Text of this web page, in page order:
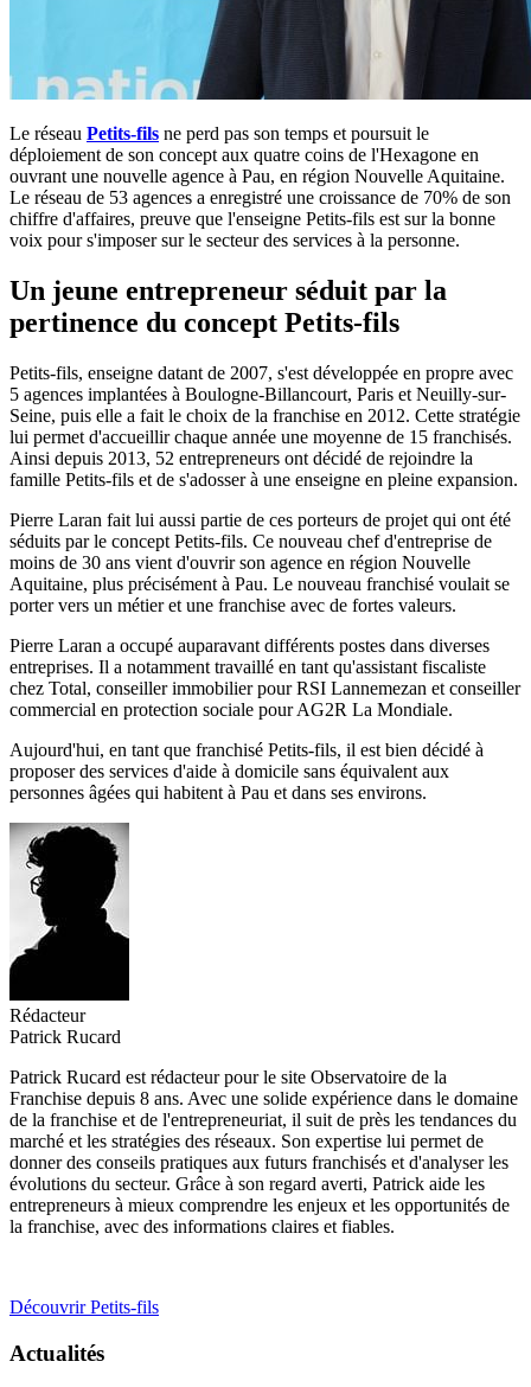
Le réseau Petits-fils ne perd pas son temps et poursuit le
déploiement de son concept aux quatre coins de l'Hexagone en
ouvrant une nouvelle agence à Pau, en région Nouvelle Aquitaine.
Le réseau de 53 agences a enregistré une croissance de 70% de son
chiffre d'affaires, preuve que l'enseigne Petits-fils est sur la bonne
voix pour s'imposer sur le secteur des services à la personne.
Un jeune entrepreneur séduit par la
pertinence du concept Petits-fils
Petits-fils, enseigne datant de 2007, s'est développée en propre avec
5 agences implantées à Boulogne-Billancourt, Paris et Neuilly-sur-
Seine, puis elle a fait le choix de la franchise en 2012. Cette stratégie
lui permet d'accueillir chaque année une moyenne de 15 franchisés.
Ainsi depuis 2013, 52 entrepreneurs ont décidé de rejoindre la
famille Petits-fils et de s'adosser à une enseigne en pleine expansion.
Pierre Laran fait lui aussi partie de ces porteurs de projet qui ont été
séduits par le concept Petits-fils. Ce nouveau chef d'entreprise de
moins de 30 ans vient d'ouvrir son agence en région Nouvelle
Aquitaine, plus précisément à Pau. Le nouveau franchisé voulait se
porter vers un métier et une franchise avec de fortes valeurs.
Pierre Laran a occupé auparavant différents postes dans diverses
entreprises. Il a notamment travaillé en tant qu'assistant fiscaliste
chez Total, conseiller immobilier pour RSI Lannemezan et conseiller
commercial en protection sociale pour AG2R La Mondiale.
Aujourd'hui, en tant que franchisé Petits-fils, il est bien décidé à
proposer des services d'aide à domicile sans équivalent aux
personnes âgées qui habitent à Pau et dans ses environs.
Rédacteur
Patrick Rucard
Patrick Rucard est rédacteur pour le site Observatoire de la
Franchise depuis 8 ans. Avec une solide expérience dans le domaine
de la franchise et de l'entrepreneuriat, il suit de près les tendances du
marché et les stratégies des réseaux. Son expertise lui permet de
donner des conseils pratiques aux futurs franchisés et d'analyser les
évolutions du secteur. Grâce à son regard averti, Patrick aide les
entrepreneurs à mieux comprendre les enjeux et les opportunités de
la franchise, avec des informations claires et fiables.
Découvrir Petits-fils
Actualités